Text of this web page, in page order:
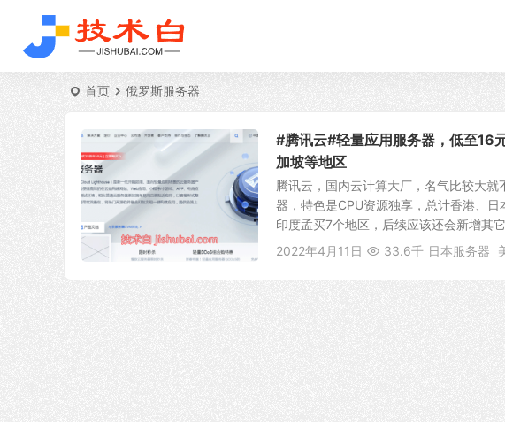
首页 俄罗斯服务器
#腾讯云#轻量应用服务器，低至16
加坡等地区
腾讯云，国内云计算大厂，名气比较大
器，特色是CPU资源独享，总计香港、
印度孟买7个地区，后续应该还会新增其
2022年4月11日
33.6千 日本服务器